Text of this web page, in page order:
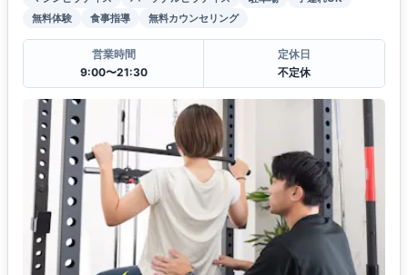
無料体験
食事指導 無料カウンセリング
営業時間
9:00〜21:30
定休日
不定休